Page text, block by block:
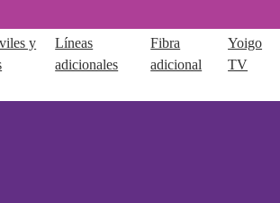
y
Líneas
adicionales
Fibra
adicional
Yoigo
TV